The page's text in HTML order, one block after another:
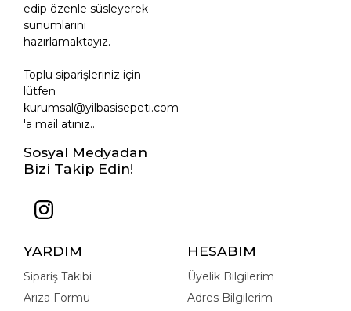
edip özenle süsleyerek
sunumlarını
hazırlamaktayız.
Toplu siparişleriniz için
lütfen
kurumsal@yilbasisepeti.com
'a mail atınız..
Sosyal Medyadan
Bizi Takip Edin!
YARDIM
Sipariş Takibi
Arıza Formu
HESABIM
Üyelik Bilgilerim
Adres Bilgilerim